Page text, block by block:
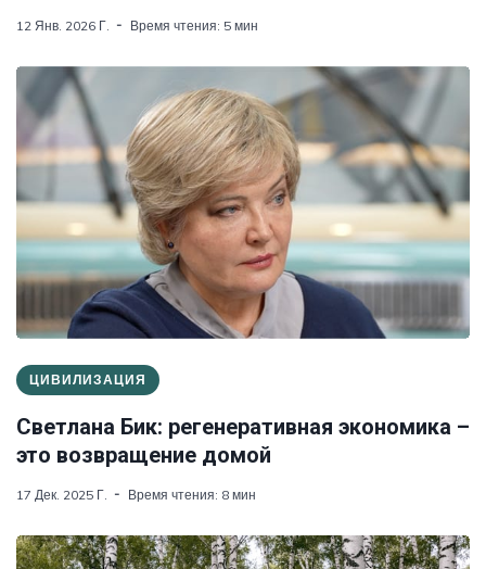
12 Янв. 2026 Г. Время чтения: 5 мин
ЦИВИЛИЗАЦИЯ
Светлана Бик: регенеративная экономика –
это возвращение домой
17 Дек. 2025 Г. Время чтения: 8 мин